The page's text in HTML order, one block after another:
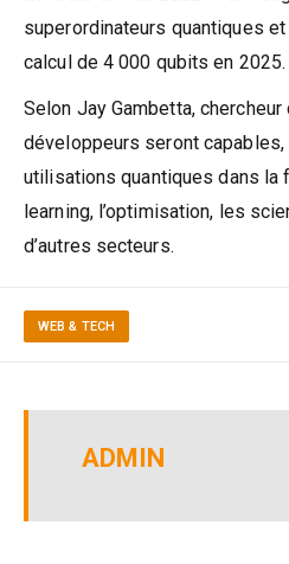
superordinateurs quantiques
calcul de 4 000 qubits en 2025.
Selon Jay Gambetta,
développeurs seront capables,
utilisations quantiques dans la
learning, l’optimisation, les
d’autres secteurs.
WEB & TECH
ADMIN